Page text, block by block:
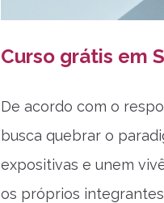
Curso grátis em
De acordo com o
busca quebrar o
expositivas e unem
os próprios integrantes